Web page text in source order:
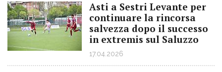
Asti a Sestri Levante per
continuare la rincorsa
salvezza dopo il successo
in extremis sul Saluzzo
17.04.2026